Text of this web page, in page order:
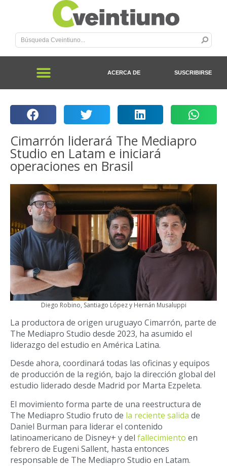
ACERCA DE SUSCRIBIRSE
Cimarrón liderará The Mediapro
Studio en Latam e iniciará
operaciones en Brasil
Diego Robino, Santiago López y Hernán Musaluppi
La productora de origen uruguayo Cimarrón, parte de
The Mediapro Studio desde 2023, ha asumido el
liderazgo del estudio en América Latina.
Desde ahora, coordinará todas las oficinas y equipos
de producción de la región, bajo la dirección global del
estudio liderado desde Madrid por Marta Ezpeleta.
El movimiento forma parte de una reestructura de
The Mediapro Studio fruto de la reciente salida de
Daniel Burman para liderar el contenido
latinoamericano de Disney+ y del fallecimiento en
febrero de Eugeni Sallent, hasta entonces
responsable de The Mediapro Studio en Latam.